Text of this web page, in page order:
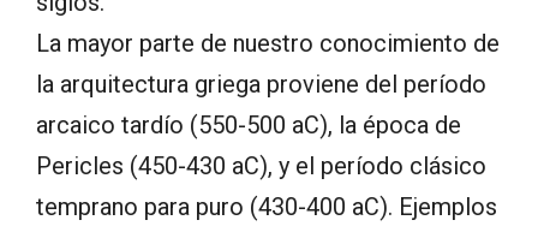
La mayor parte de nuestro conocimiento de
la arquitectura griega proviene del período
arcaico tardío (550-500 aC), la época de
Pericles (450-430 aC), y el período clásico
temprano para puro (430-400 aC). Ejemplos